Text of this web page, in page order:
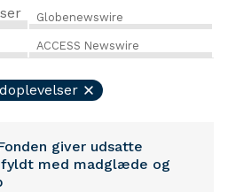
Globenewswire
ACCESS Newswire
giver udsatte
med madglæde og